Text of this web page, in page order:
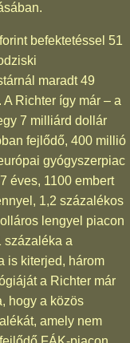
befektetéssel 51
maradt 49
Richter így már – a
7 milliárd dollár
fejlődő, 400 millió
gyógyszerpiac
éves, 1100 embert
1,2 százalékos
lengyel piacon
százaléka a
is kiterjed, három
a Richter már
hogy a közös
amely nem